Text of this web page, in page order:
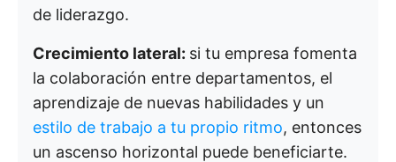
de liderazgo.
Crecimiento lateral: si tu empresa fomenta
la colaboración entre departamentos, el
aprendizaje de nuevas habilidades y un
estilo de trabajo a tu propio ritmo, entonces
un ascenso horizontal puede beneficiarte.